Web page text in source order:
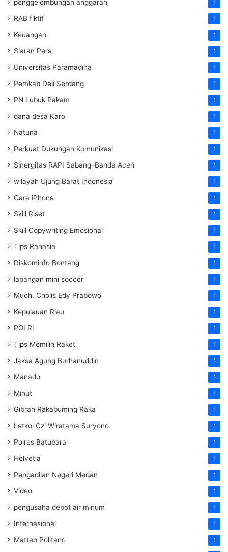
penggelembungan anggaran 1
RAB fiktif 1
Keuangan 1
Siaran Pers 1
Universitas Paramadina 1
Pemkab Deli Serdang 1
PN Lubuk Pakam 1
dana desa Karo 1
Natuna 1
Perkuat Dukungan Komunikasi 1
Sinergitas RAPI Sabang–Banda Aceh 1
wilayah Ujung Barat Indonesia 1
Cara iPhone 1
Skill Riset 1
Skill Copywriting Emosional 1
Tips Rahasia 1
Diskominfo Bontang 1
lapangan mini soccer 1
Much. Cholis Edy Prabowo 1
Kepulauan Riau 1
POLRI 1
Tips Memilih Raket 1
Jaksa Agung Burhanuddin 1
Manado 1
Minut 1
Gibran Rakabuming Raka 1
Letkol Czi Wiratama Suryono 1
Polres Batubara 1
Helvetia 1
Pengadilan Negeri Medan 1
Video 1
pengusaha depot air minum 1
Internasional 1
Matteo Politano 1